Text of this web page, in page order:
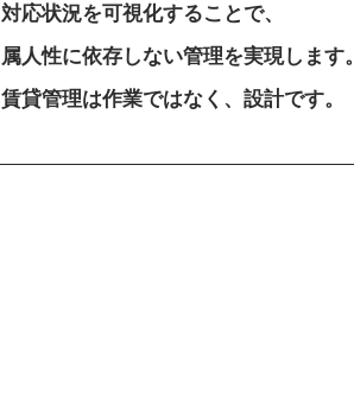
対応状況を可視化することで、
属人性に依存しない管理を実現します。
賃貸管理は作業ではなく、設計です。